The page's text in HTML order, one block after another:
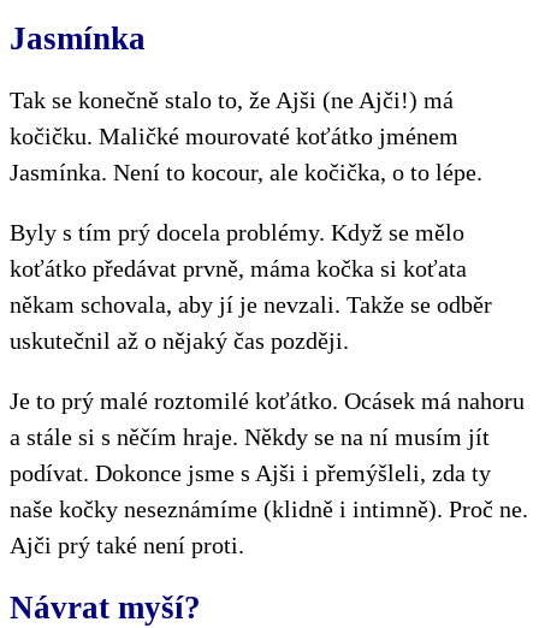
Jasmínka
Tak se konečně stalo to, že Ajši (ne Ajči!) má
kočičku. Maličké mourovaté koťátko jménem
Jasmínka. Není to kocour, ale kočička, o to lépe.
Byly s tím prý docela problémy. Když se mělo
koťátko předávat prvně, máma kočka si koťata
někam schovala, aby jí je nevzali. Takže se odběr
uskutečnil až o nějaký čas později.
Je to prý malé roztomilé koťátko. Ocásek má nahoru
a stále si s něčím hraje. Někdy se na ní musím jít
podívat. Dokonce jsme s Ajši i přemýšleli, zda ty
naše kočky neseznámíme (klidně i intimně). Proč ne.
Ajči prý také není proti.
Návrat myší?